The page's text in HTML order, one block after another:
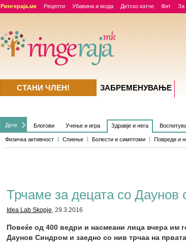
Рингераја.мк Рецепти Убавина и мода Детско катче Фит За
Дете Блогови Учење и игра Здравје и нега
Физичка активност Спиење Болести и симптоми Повреди и
Трчаме за децата со Даунов
Idea Lab Skopje, 29.3.2016
Повеќе од 400 ведри и насмеани лица вчера им
Даунов Синдром и заедно со нив трчаа на
СТАНИ ЧЛЕН! ЗАБРЕМЕНУВАЊE